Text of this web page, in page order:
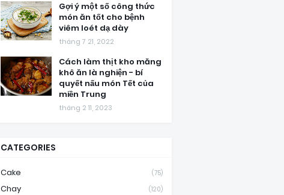
Gợi ý một số công thức
món ăn tốt cho bệnh
viêm loét dạ dày
tháng 7 21, 2022
Cách làm thịt kho măng
khô ăn là nghiện - bí
quyết nấu món Tết của
miền Trung
tháng 2 11, 2023
CATEGORIES
Cake (75)
Chay (120)